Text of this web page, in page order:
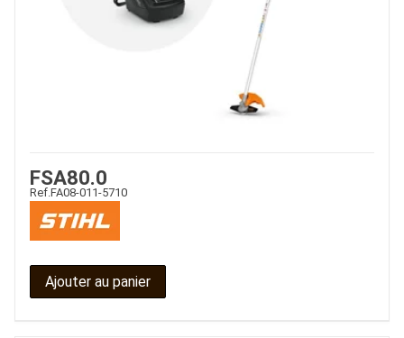
FSA80.0
Ref. FA08-011-5710
Ajouter au panier